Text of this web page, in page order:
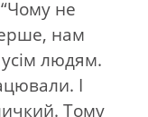
не
нам
усім людям.
І
Тому